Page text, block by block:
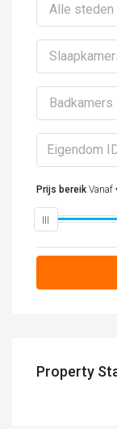
Alle steden
Badkamers
Prijs bereik Vanaf
Property